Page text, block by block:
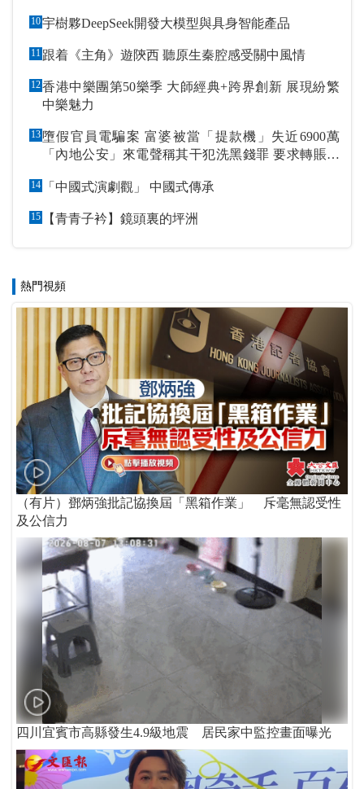
10宇樹夥DeepSeek開發大模型與具身智能產品
11 跟着《主角》遊陝西 聽原生秦腔感受關中風情
12香港中樂團第50樂季 大師經典+跨界創新 展現紛繁
中樂魅力
13墮假官員電騙案 富婆被當「提款機」失近6900萬
「內地公安」來電聲稱其干犯洗黑錢罪 要求轉賬到
14 「中國式演劇觀」 中國式傳承
15 【青青子衿】鏡頭裏的坪洲
熱門視頻
（有片）鄧炳強批記協換屆「黑箱作業」 斥毫無認受性
及公信力
四川宜賓市高縣發生4.9級地震 居民家中監控畫面曝光